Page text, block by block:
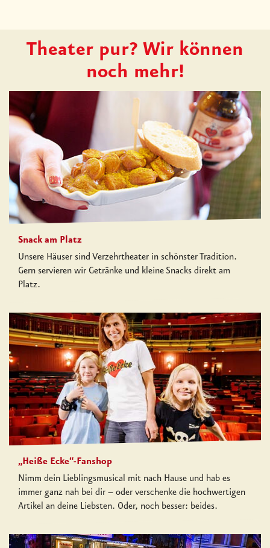
Theater pur? Wir können
noch mehr!
Snack am Platz
Unsere Häuser sind Verzehrtheater in schönster Tradition.
Gern servieren wir Getränke und kleine Snacks direkt am
Platz.
„Heiße Ecke“-Fanshop
Nimm dein Lieblingsmusical mit nach Hause und hab es
immer ganz nah bei dir – oder verschenke die hochwertigen
Artikel an deine Liebsten. Oder, noch besser: beides.